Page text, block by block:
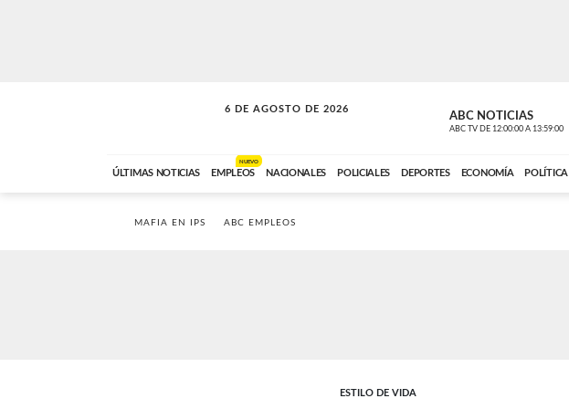
6 DE AGOSTO DE 2026
A DE LA TARDE ABC NOTICIAS
ABC TV DE 12:00:00 A 13:59:00
ÚLTIMAS NOTICIAS EMPLEOS
NUEVO
NACIONALES POLICIALES DEPORTES ECONOMÍA POLÍTICA
MAFIA EN IPS ABC EMPLEOS
ESTILO DE VIDA